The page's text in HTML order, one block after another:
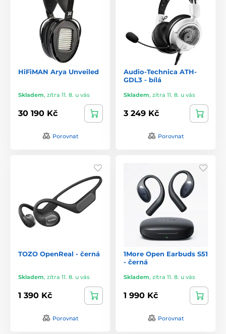
HiFiMAN Arya Unveiled
Skladem, zítra 11. 8. u vás
30 190 Kč
Porovnat
Audio-Technica ATH-
GDL3 - bílá
Skladem, zítra 11. 8. u vás
3 249 Kč
Porovnat
TOZO OpenReal - černá
Skladem, zítra 11. 8. u vás
1 390 Kč
Porovnat
1More Open Earbuds S51
- černá
Skladem, zítra 11. 8. u vás
1 990 Kč
Porovnat